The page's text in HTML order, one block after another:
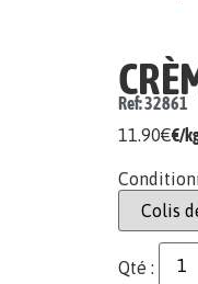
Ref: 32861
11.90€€/
Qté :